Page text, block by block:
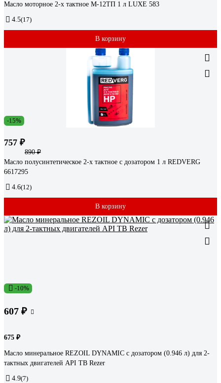
Масло моторное 2-х тактное М-12ТП 1 л LUXE 583
4.5(17)
В корзину
-15%
757 ₽
890 ₽
Масло полусинтетическое 2-х тактное с дозатором 1 л REDVERG
6617295
4.6(12)
В корзину
-10%
607 ₽
675 ₽
Масло минеральное REZOIL DYNAMIC с дозатором (0.946 л) для 2-
тактных двигателей API TB Rezer
4.9(7)